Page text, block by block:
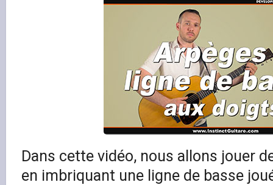
Dans cette vidéo, nous allons jouer
en imbriquant une ligne de basse